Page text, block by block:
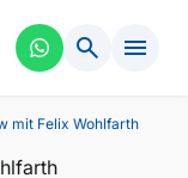
search menu
mit Felix Wohlfarth